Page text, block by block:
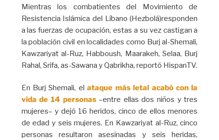
Mientras los combatientes del Movimiento de
Resistencia Islámica del Líbano (Hezbolá)responden
a las fuerzas de ocupación, estas a su vez castigan a
la población civil en localidades como Burj al-Shemali,
Kawzariyat al-Ruz, Habboush, Maarakeh, Selaa, Burj
Rahal, Srifa, as-Sawana y Qabrikha, reportó HispanTV.
En Burj Shemali, elataque más letal acabó con la
vida de 14 personas–entre ellas dos niños y tres
mujeres– y dejó 16 heridos, cinco de ellos menores
de edad y seis mujeres. En Kawzariyat al-Ruz, cinco
personas resultaron asesinadas y seis heridas,